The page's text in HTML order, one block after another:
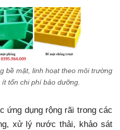
bề mặt, linh hoạt theo môi trường
tốn chi phí bảo dưỡng.
ứng dụng rộng rãi trong các
xử lý nước thải, khảo sát